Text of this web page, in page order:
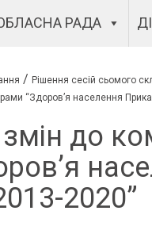
РАДА
/ Рішення сесій сьомого
“Здоров’я населення
до
2020”